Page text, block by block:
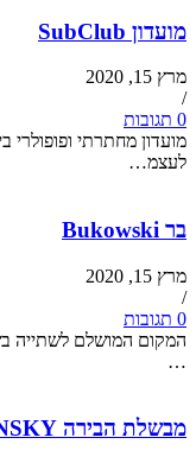
מועדון SubClub
מרץ 15, 2020
/
0 תגובות
מועדון מחתרתי ופופולרי
לעצמ…
בר Bukowski
מרץ 15, 2020
/
0 תגובות
…
מבשלת הבירה MESTIANSKY